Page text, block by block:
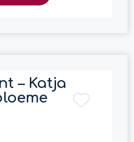
– Katja